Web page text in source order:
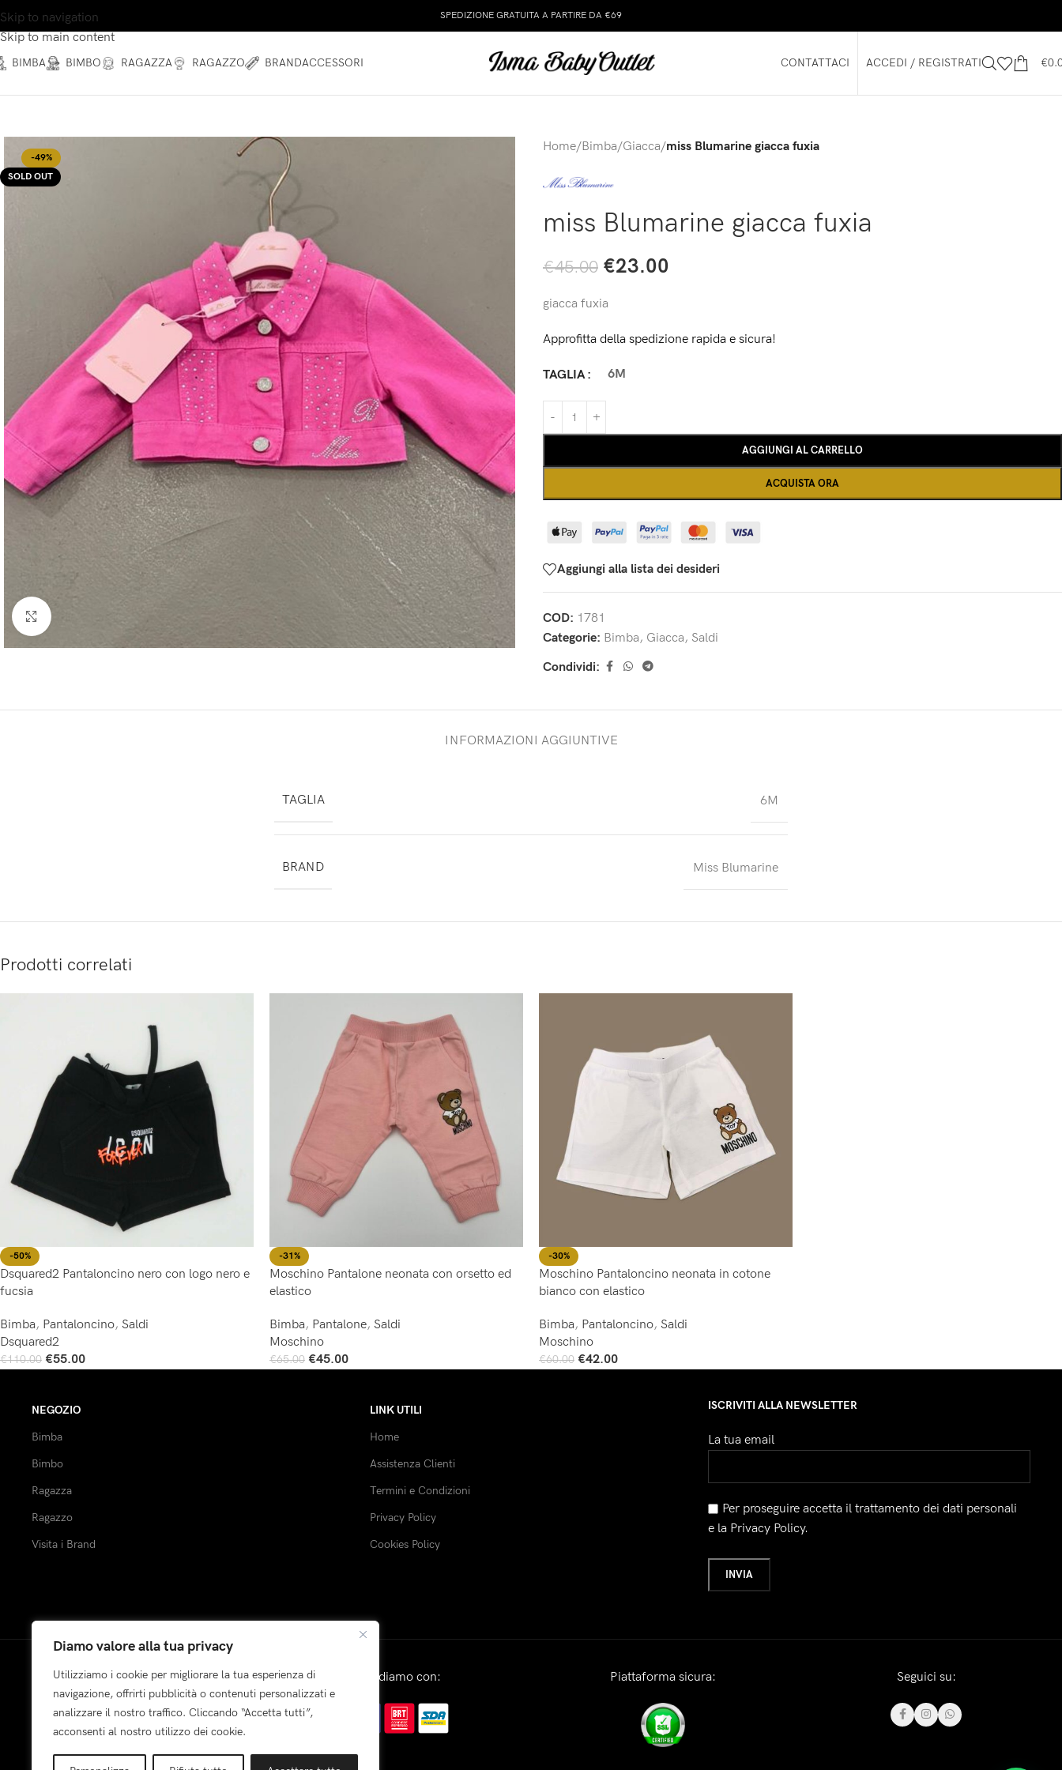
Diamo valore alla tua privacy
Utilizziamo i cookie per migliorare la tua esperienza di
navigazione, offrirti pubblicità o contenuti personalizzati e
analizzare il nostro traffico. Cliccando “Accetta tutti”,
acconsenti al nostro utilizzo dei cookie.
Skip to navigation
Skip to main content
SPEDIZIONE GRATUITA A PARTIRE DA €69
BIMBA BIMBO RAGAZZA RAGAZZO BRANDACCESSORI CONTATTACI ACCEDI / REGISTRATI €
-49%
SOLD OUT
Home/Bimba/Giacca/miss Blumarine giacca fuxia
miss Blumarine giacca fuxia
€45.00 €23.00
giacca fuxia
Approfitta della spedizione rapida e sicura!
TAGLIA 6M
AGGIUNGI AL CARRELLO
ACQUISTA ORA
Aggiungi alla lista dei desideri
COD: 1781
Categorie: Bimba, Giacca, Saldi
Condividi:
INFORMAZIONI AGGIUNTIVE
TAGLIA 6M
BRAND Miss Blumarine
Prodotti correlati
-50%
Dsquared2 Pantaloncino nero con logo nero e
fucsia
Bimba, Pantaloncino, Saldi
Dsquared2
€110.00 €55.00
-31%
Moschino Pantalone neonata con orsetto ed
elastico
Bimba, Pantalone, Saldi
Moschino
€65.00 €45.00
-30%
Moschino Pantaloncino neonata in cotone
bianco con elastico
Bimba, Pantaloncino, Saldi
Moschino
€60.00 €42.00
NEGOZIO
Bimba
Bimbo
Ragazza
Ragazzo
Visita i Brand
LINK UTILI
Home
Assistenza Clienti
Termini e Condizioni
Privacy Policy
Cookies Policy
ISCRIVITI ALLA NEWSLETTER
La tua email
Per proseguire accetta il trattamento dei dati personali
e la Privacy Policy.
Pagamenti: Spediamo con: Piattaforma sicura: Seguici su: